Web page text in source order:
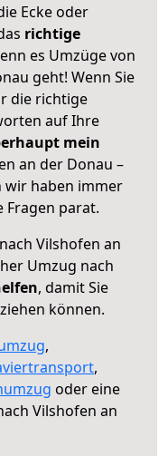
Ecke oder
richtige
es Umzüge von
geht! Wenn Sie
die richtige
auf Ihre
mein
an der Donau –
wir haben immer
Fragen parat.
Vilshofen an
Umzug nach
, damit Sie
können.
,
,
oder eine
Vilshofen an